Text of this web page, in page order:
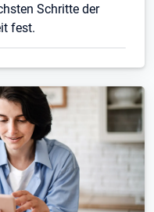
Schritte der
fest.